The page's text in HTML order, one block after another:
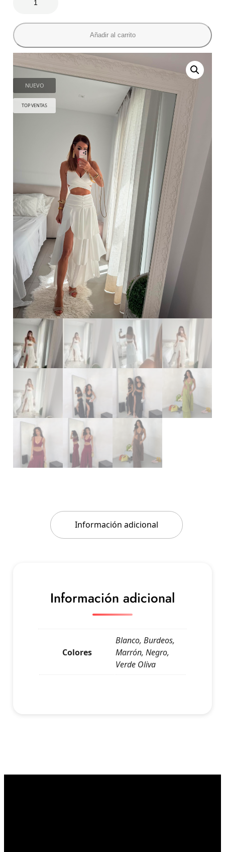
Añadir al carrito
NUEVO
TOP VENTAS
Información adicional
Información adicional
Colores
Blanco, Burdeos,
Marrón, Negro,
Verde Oliva